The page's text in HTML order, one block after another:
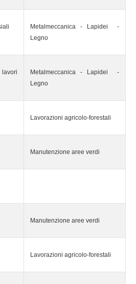
Metalmeccanica - Lapidei -
Legno
Metalmeccanica - Lapidei -
Legno
Lavorazioni agricolo-forestali
Manutenzione aree verdi
Manutenzione aree verdi
Lavorazioni agricolo-forestali